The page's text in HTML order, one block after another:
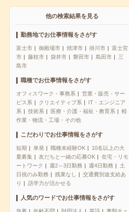
他の検索結果を見る
勤務地でお仕事情報をさがす
富士市 御殿場市 焼津市 掛川市
富士宮
市
藤枝市 袋井市 磐田市 島田市
三
島市
職種でお仕事情報をさがす
オフィスワーク・事務系
営業・販売・サー
ビス系
クリエイティブ系
IT・エンジニア
系
技術系 医療・介護・福祉・教育系
軽
作業・物流・工場・その他
こだわりでお仕事情報をさがす
短期 単発 職種未経験OK
10名以上の大
量募集
友だちと一緒の応募OK
在宅・リモ
ートワーク
週2～3日勤務 週4日勤務
土
日祝のみ勤務
残業なし
交通費別途支給あ
り
語学力が活かせる
人気のワードでお仕事情報をさがす